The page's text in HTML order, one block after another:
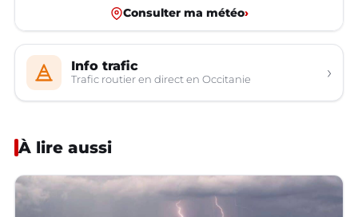
Consulter ma météo›
Info trafic
Trafic routier en direct en Occitanie ›
À lire aussi